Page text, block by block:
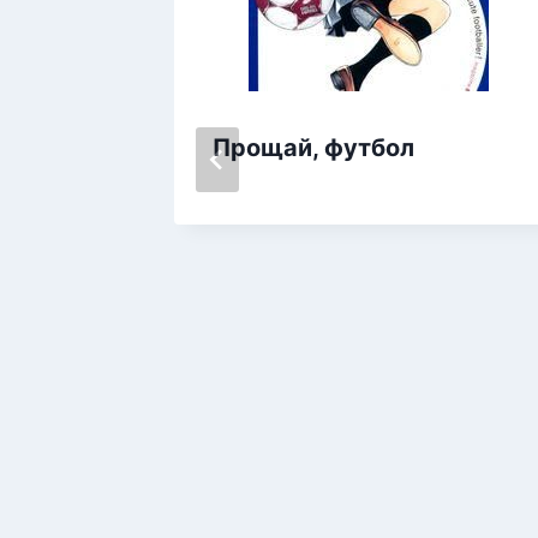
Прощай, футбол